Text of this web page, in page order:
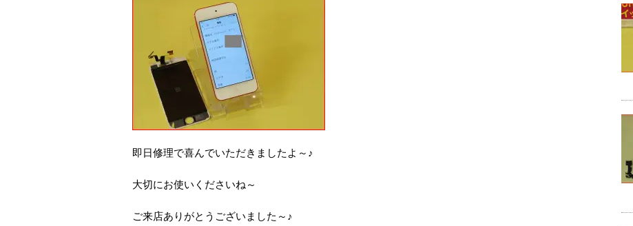
即日修理で喜んでいただきましたよ～♪
大切にお使いくださいね～
ご来店ありがとうございました～♪